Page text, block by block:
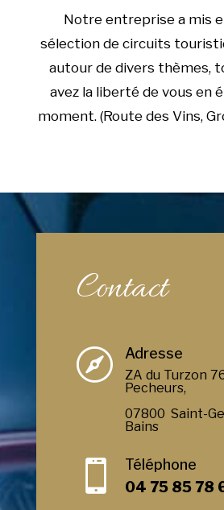
Notre entreprise a mis
sélection de circuits
autour de divers thèmes,
avez la liberté de vous en
moment. (Route des Vins,
Contact
 Adresse
ZA du Turzon
Pecheurs,
07800 Saint-
Bains

Téléphone
04 75 85 78